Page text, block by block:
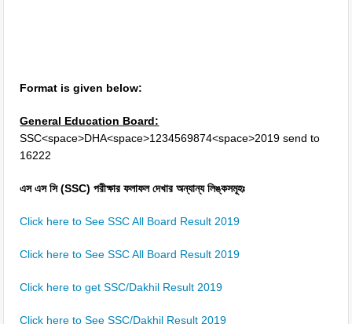
Format is given below:
General Education Board:
SSC<space>DHA<space>1234569874<space>2019 send to
16222
এস এস সি (SSC) পরীক্ষার ফলাফল দেখার অন্যান্য লিঙ্কসমূহঃ
Click here to See SSC All Board Result 2019
Click here to See SSC All Board Result 2019
Click here to get SSC/Dakhil Result 2019
Click here to See SSC/Dakhil Result 2019